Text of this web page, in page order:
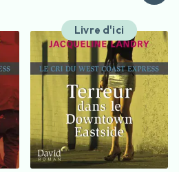
Livre d'ici